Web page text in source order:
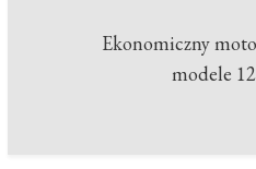
Ekonomiczny
modele